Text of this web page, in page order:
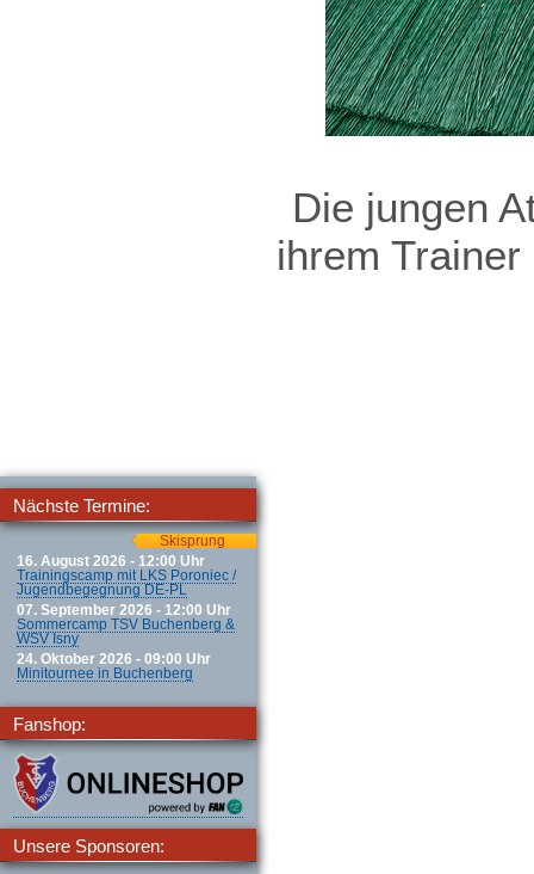
Die jungen
ihrem
Nächste Termine:
Skisprung
16. August 2026 - 12:00 Uhr
Trainingscamp mit LKS Poroniec /
Jugendbegegnung DE-PL
07. September 2026 - 12:00 Uhr
Sommercamp TSV Buchenberg &
WSV Isny
24. Oktober 2026 - 09:00 Uhr
Minitournee in Buchenberg
Fanshop:
Unsere Sponsoren: